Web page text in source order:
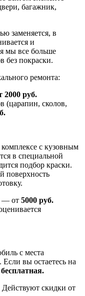
багажник,
заменяется, в
и
мы все больше
без покраски.
ремонта:
2000 руб.
(царапин, сколов,
с кузовным
в специальной
подбор краски.
поверхность
— от 5000 руб.
с места
вы остаетесь на
бесплатная.
скидки от